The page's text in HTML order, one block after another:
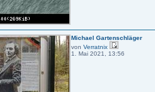
Michael Gartenschläger
von Verratnix
1. Mai 2021, 13:56